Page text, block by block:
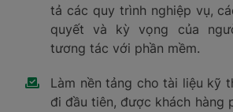
tả các quy trình nghiệp vụ,
quyết và kỳ vọng của
tương tác với phần mềm.
Làm nền tảng cho tài liệu kỹ
đi đầu tiên, được khách hàng